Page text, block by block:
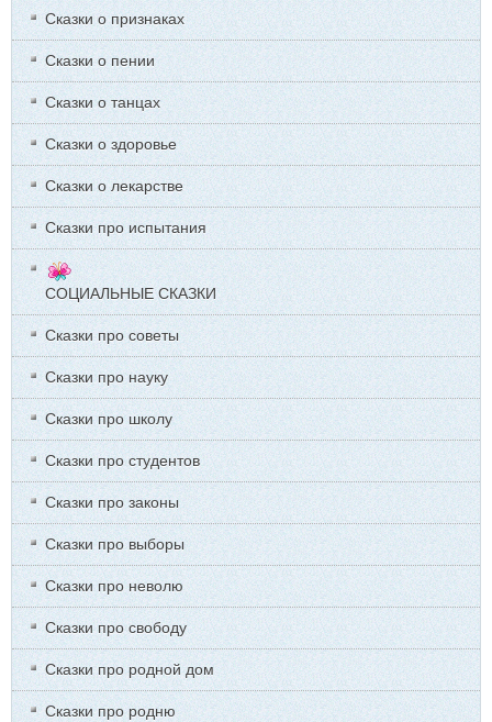
Сказки о признаках
Сказки о пении
Сказки о танцах
Сказки о здоровье
Сказки о лекарстве
Сказки про испытания
СОЦИАЛЬНЫЕ СКАЗКИ
Сказки про советы
Сказки про науку
Сказки про школу
Сказки про студентов
Сказки про законы
Сказки про выборы
Сказки про неволю
Сказки про свободу
Сказки про родной дом
Сказки про родню